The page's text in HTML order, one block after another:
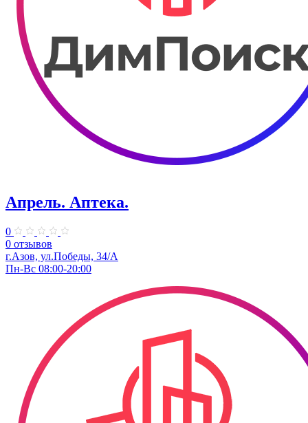
Апрель. ​Аптека.
0
0 отзывов
г.Азов, ул.​Победы, 34/А
Пн-Вс 08:00-20:00